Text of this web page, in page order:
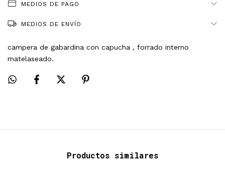
MEDIOS DE PAGO
MEDIOS DE ENVÍO
campera de gabardina con capucha , forrado interno
matelaseado.
Productos similares